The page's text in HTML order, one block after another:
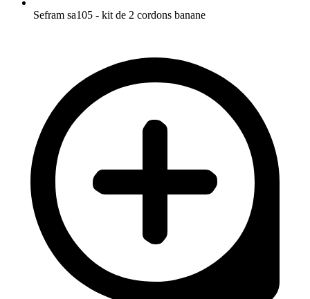
Sefram sa105 - kit de 2 cordons banane